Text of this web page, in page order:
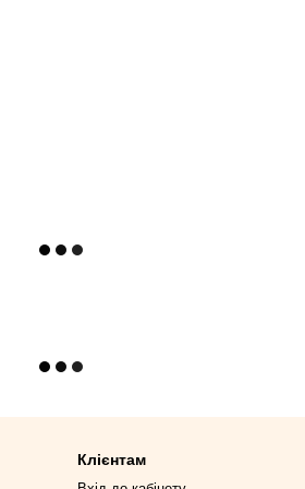
Клієнтам